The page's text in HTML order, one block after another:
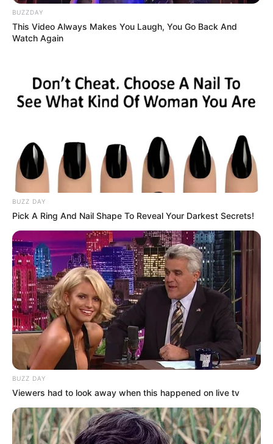
LIHAT ARTIKEL LAINNYA
Bikin Gemes! Inilah 10
Ekspresi Hewan
Peliharaan Saat Bercermin
Detail Banget, 10 Seni Ukir
Pasir Ini Tampak Seperti
Hewan Sungguhan
BUZZDAY
This Video Always Makes You Laugh, You Go Back And
Watch Again
BUZZ DAY
Pick A Ring And Nail Shape To Reveal Your Darkest Secrets!
BUZZ DAY
Viewers had to look away when this happened on live tv